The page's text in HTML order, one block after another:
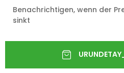
Benachrichtigen, wenn der
sinkt